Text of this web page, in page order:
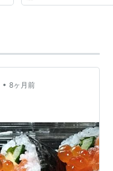
• 8ヶ月前